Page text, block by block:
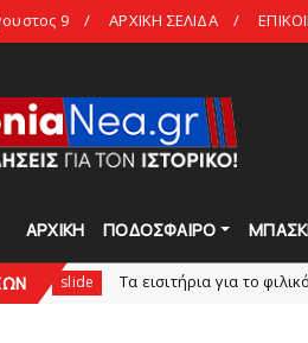
9 ΑΡΧΙΚΗ ΣΕΛΙΔΑ
ΑΡΧΙΚΗ ΠΟΔΟΣΦΑΙΡΟ
Tα εισιτήρια για το φιλικό τουρνουά